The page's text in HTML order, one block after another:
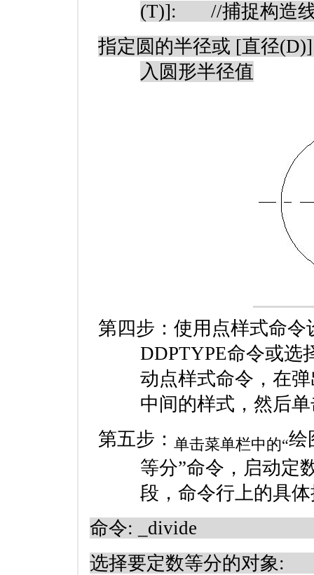
(T)]:
//捕捉构造
指定圆的半径或 [直径
入圆形半径值
第四步：使用点样式命
DDPTYPE命令或选
动点样式命令，在
中间的样式，然后
第五步： 单击菜单栏中的“绘
等分”命令，启动定
段，命令行上的具
命令: _divide
选择要定数等分的对象: